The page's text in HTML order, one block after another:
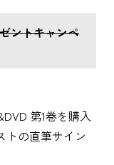
ントキャンペ
第1巻を購入
トの直筆サイン